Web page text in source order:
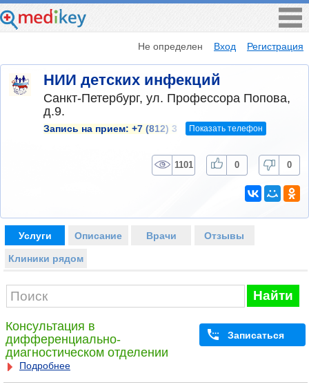
Не определен Вход Регистрация
НИИ детских инфекций
Санкт-Петербург, ул. Профессора Попова,
д.9.
Запись на прием: +7 (812) 3 Показать телефон
1101 0 0
Услуги Описание Врачи Отзывы
Клиники рядом
Найти
Консультация в
дифференциально-
диагностическом отделении
Подробнее
Записаться